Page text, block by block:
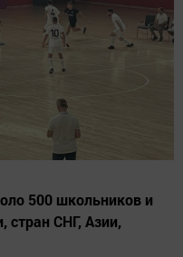
500 школьников и
стран СНГ, Азии,